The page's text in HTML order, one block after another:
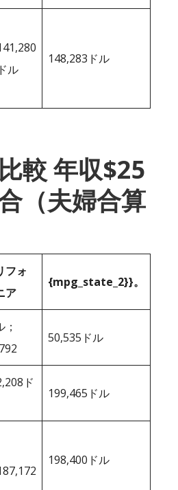
ドル
148,283ドル
較 年収$25
（夫婦合算
フォ
ア
{mpg_state_2}}。
；
50,535ドル
ド
199,465ドル
198,400ドル